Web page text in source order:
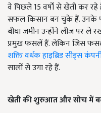
वे पिछले 15 वर्षों से खेती कर
सफल किसान बन चुके हैं. उनके
बीघा जमीन उन्होंने लीज पर ले
प्रमुख फसलें हैं. लेकिन जिस
शक्ति वर्धक हाइब्रिड सीड्स
सालों से उगा रहे हैं.
खेती की शुरुआत और सोच में